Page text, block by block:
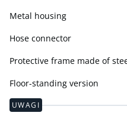
Metal housing
Hose connector
Protective frame made of
Floor-standing version
UWAGI